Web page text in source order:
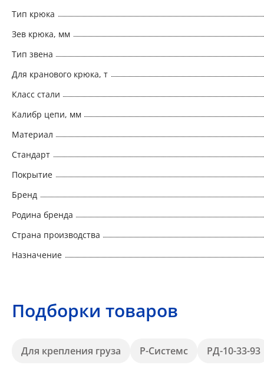
Тип крюка
Зев крюка, мм
Тип звена
Для кранового крюка, т
Класс стали
Калибр цепи, мм
Материал
Стандарт
Покрытие
Бренд
Родина бренда
Страна производства
Назначение
Подборки товаров
Для крепления груза Р-Системс РД-10-33-93